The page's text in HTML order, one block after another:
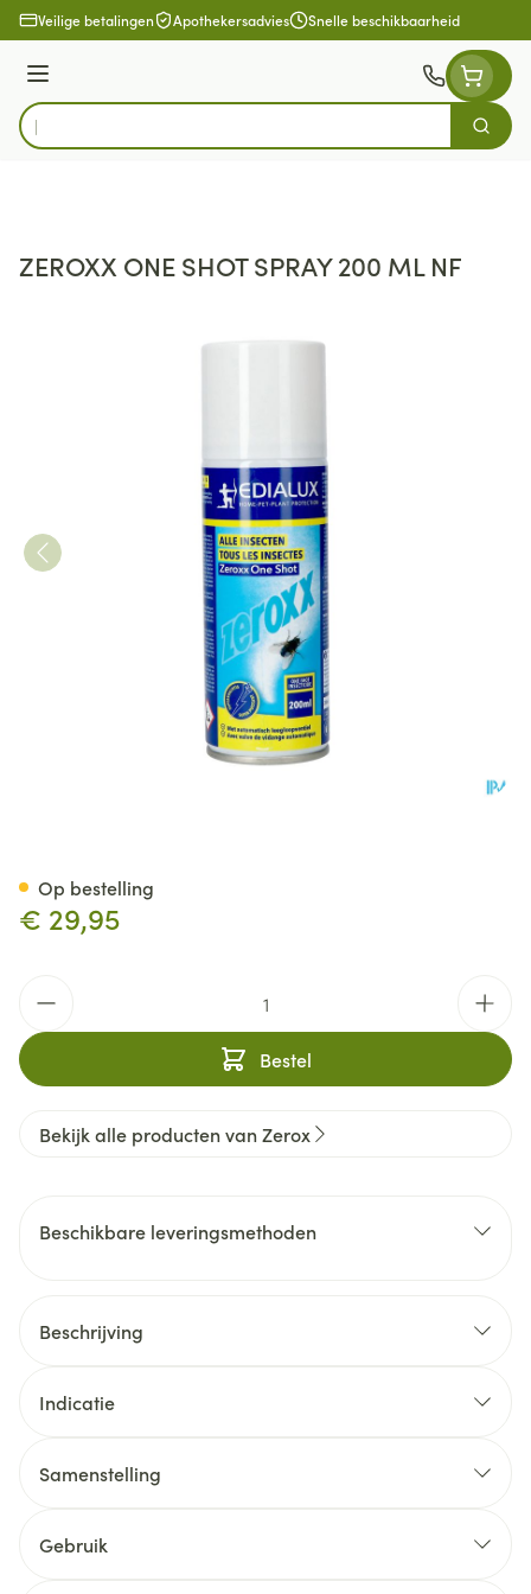
Ga naar de inhoud
Veilige betalingen Apothekersadvies Snelle beschikbaarheid
Menu
Product, merk, categorie...
Zoek
ZEROXX ONE SHOT SPRAY 200 ML NF
€ 29,95
Bestel
Op bestelling
Bekijk alle producten van Zerox
Beschikbare leveringsmethoden
Beschrijving
Indicatie
Samenstelling
Gebruik